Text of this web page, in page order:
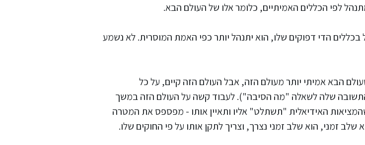
לפי הכללים האמיתיים, כלומר אלו של העולם הבא.
הדי דפוקים שלו, הוא יתנהל יותר כפי האמת המוסרית. לא נשמע
הבא אמיתי יותר מעולם הזה, אבל העולם הזה קיים, על כל
והתשובה שלה לשאלה "מה הסיבה"). לעבוד קשה על העולם הזה במשך
האידיאלית "תשתלט" אליו ותאיין אותו - מפספס את המטרה
זמני, הוא שלב זמני נצרך, וצריך לתקן אותו על פי החוקים שלו.